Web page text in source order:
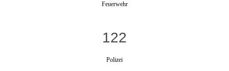
Feuerwehr
122
Polizei